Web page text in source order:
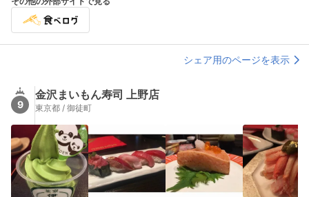
シェア用のページを表示
9
金沢まいもん寿司 上野店
東京都 / 御徒町